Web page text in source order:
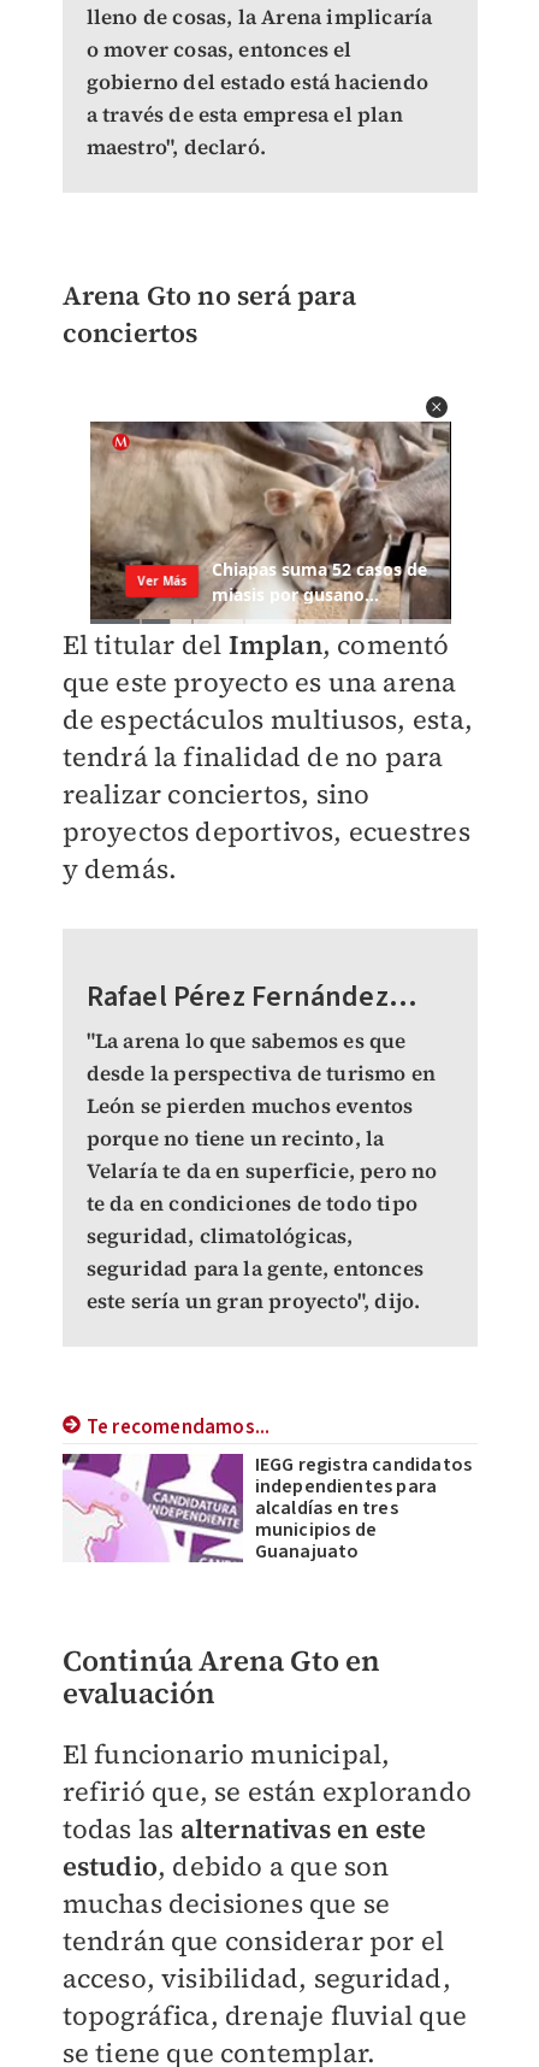
lleno de cosas, la Arena implicaría
o mover cosas, entonces el
gobierno del estado está haciendo
a través de esta empresa el plan
maestro", declaró.
Arena Gto no será para
conciertos
El titular del Implan, comentó
que este proyecto es una arena
de espectáculos multiusos, esta,
tendrá la finalidad de no para
realizar conciertos, sino
proyectos deportivos, ecuestres
y demás.
Rafael Pérez Fernández...
"La arena lo que sabemos es que
desde la perspectiva de turismo en
León se pierden muchos eventos
porque no tiene un recinto, la
Velaría te da en superficie, pero no
te da en condiciones de todo tipo
seguridad, climatológicas,
seguridad para la gente, entonces
este sería un gran proyecto", dijo.
Te recomendamos...
IEGG registra candidatos
independientes para
alcaldías en tres
municipios de
Guanajuato
Continúa Arena Gto en
evaluación
El funcionario municipal,
refirió que, se están explorando
todas las alternativas en este
estudio, debido a que son
muchas decisiones que se
tendrán que considerar por el
acceso, visibilidad, seguridad,
topográfica, drenaje fluvial que
se tiene que contemplar.